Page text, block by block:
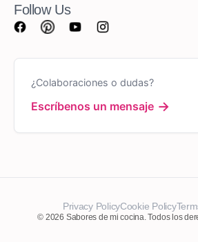
Follow Us
¿Colaboraciones o dudas?
Escríbenos un mensaje →
Privacy PolicyCookie Policy
© 2026 Sabores de mi cocina. Todos los